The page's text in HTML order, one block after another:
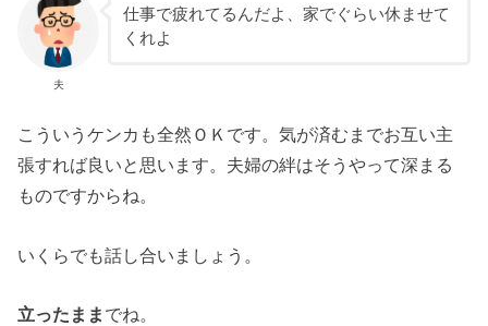
夫
仕事で疲れてるんだよ、家でぐらい休ませて
くれよ
こういうケンカも全然ＯＫです。気が済むまでお互い主
張すれば良いと思います。夫婦の絆はそうやって深まる
ものですからね。
いくらでも話し合いましょう。
立ったまま でね。